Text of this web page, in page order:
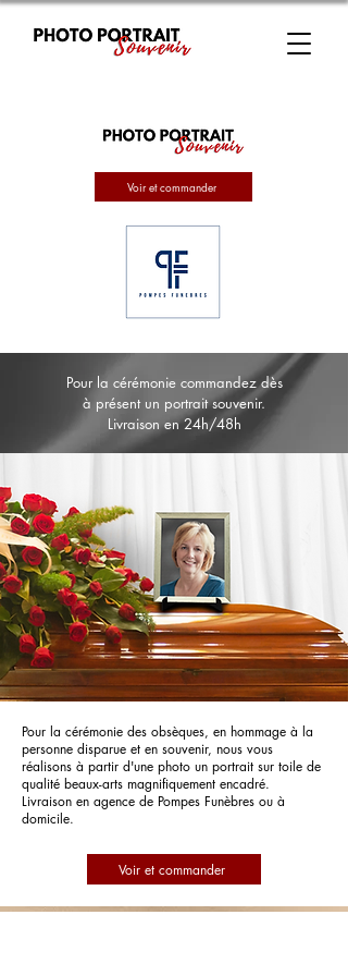
Voir et commander
Pour la cérémonie commandez dès
à présent un portrait souvenir.
Livraison en 24h/48h
Pour la cérémonie des obsèques, en hommage à la
personne disparue et en souvenir, nous vous
réalisons à partir d'une photo un portrait sur toile de
qualité beaux-arts magnifiquement encadré.
Livraison en agence de Pompes Funèbres ou à
domicile.
Voir et commander